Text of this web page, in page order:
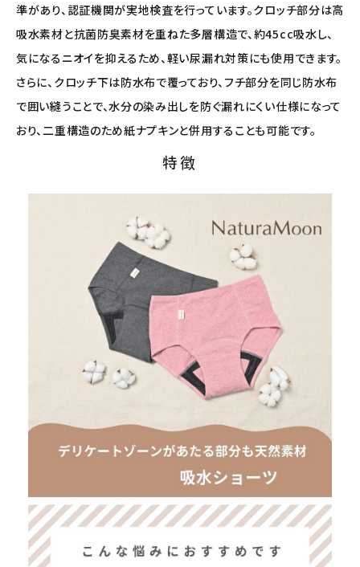
準があり、認証機関が実地検査を行っています。クロッチ部分は高
吸水素材と抗菌防臭素材を重ねた多層構造で、約45cc吸水し、
気になるニオイを抑えるため、軽い尿漏れ対策にも使用できます。
さらに、クロッチ下は防水布で覆っており、フチ部分を同じ防水布
で囲い縫うことで、水分の染み出しを防ぐ漏れにくい仕様になって
おり、二重構造のため紙ナプキンと併用することも可能です。
特徴